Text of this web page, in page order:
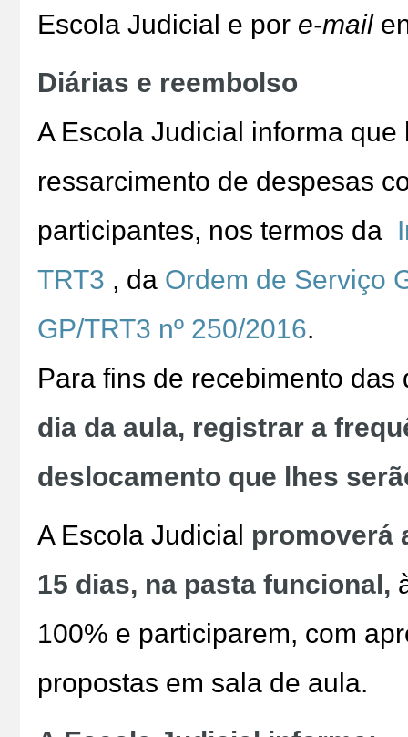
Escola Judicial e por e-mail
Diárias e reembolso
A Escola Judicial informa
ressarcimento de despesas
participantes, nos termos da
TRT3 , da Ordem de Serviço
GP/TRT3 nº 250/2016.
Para fins de recebimento
dia da aula, registrar a
deslocamento que lhes
A Escola Judicial promoverá
15 dias, na pasta funcional,
100% e participarem, com
propostas em sala de aula.